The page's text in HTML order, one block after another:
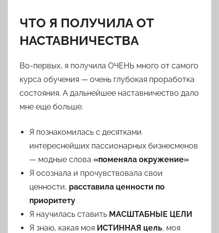
ЧТО Я ПОЛУЧИЛА ОТ
НАСТАВНИЧЕСТВА
Во-первых, я получила ОЧЕНЬ много от самого
курса обучения — очень глубокая проработка
состояния. А дальнейшее наставничество дало
мне еще больше.
Я познакомилась с десятками
интереснейших пассионарных бизнесменов
— модные слова «поменяла окружение»
Я осознала и прочувствовала свои
ценности, расставила ценности по
приоритету
Я научилась ставить МАСШТАБНЫЕ ЦЕЛИ
Я знаю, какая моя ИСТИННАЯ цель, моя